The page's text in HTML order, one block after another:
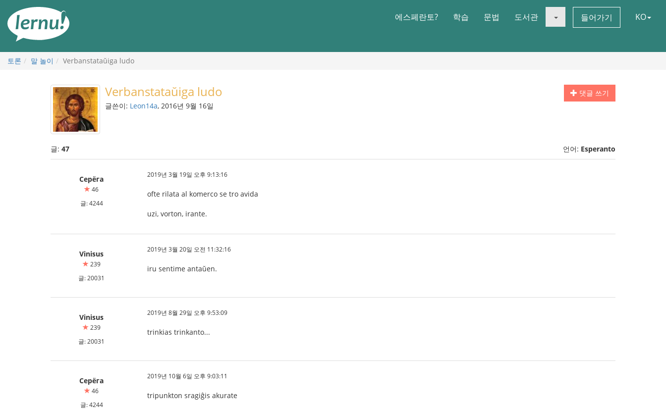
에스페란토? 학습 문법 도서관 들어가기 KO
토론 말 놀이 Verbanstataŭiga ludo
댓글 쓰기
Verbanstataŭiga ludo
글쓴이: Leon14a, 2016년 9월 16일
글: 47 언어: Esperanto
Серёга
46
글: 4244
2019년 3월 19일 오후 9:13:16
ofte rilata al komerco se tro avida
uzi, vorton, irante.
Vinisus
239
글: 20031
2019년 3월 20일 오전 11:32:16
iru sentime antaŭen.
Vinisus
239
글: 20031
2019년 8월 29일 오후 9:53:09
trinkias trinkanto...
Серёга
46
글: 4244
2019년 10월 6일 오후 9:03:11
tripunkton sragiĝis akurate